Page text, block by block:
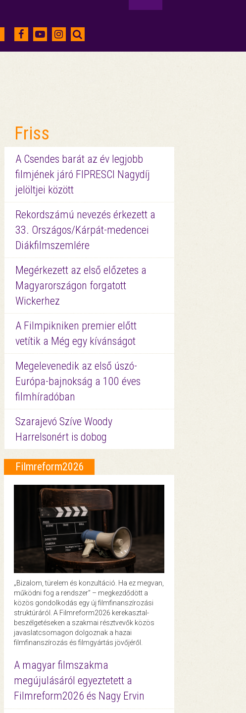
Friss
A Csendes barát az év legjobb
filmjének járó FIPRESCI Nagydíj
jelöltjei között
Rekordszámú nevezés érkezett a
33. Országos/Kárpát-medencei
Diákfilmszemlére
Megérkezett az első előzetes a
Magyarországon forgatott
Wickerhez
A Filmpikniken premier előtt
vetítik a Még egy kívánságot
Megelevenedik az első úszó-
Európa-bajnokság a 100 éves
filmhíradóban
Szarajevó Szíve Woody
Harrelsonért is dobog
Filmreform2026
„Bizalom, türelem és konzultáció. Ha ez megvan,
működni fog a rendszer” – megkezdődött a
közös gondolkodás egy új filmfinanszírozási
struktúráról. A Filmreform2026 kerekasztal-
beszélgetéseken a szakmai résztvevők közös
javaslatcsomagon dolgoznak a hazai
filmfinanszírozás és filmgyártás jövőjéről.
A magyar filmszakma
megújulásáról egyeztetett a
Filmreform2026 és Nagy Ervin